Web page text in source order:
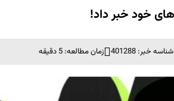
شناسه خبر: 401288 زمان مطالعه: 5 دقیقه